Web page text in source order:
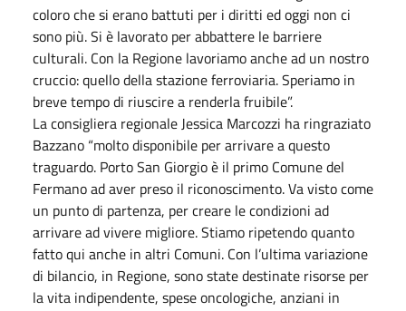
coloro che si erano battuti per i diritti ed oggi non ci
sono più. Si è lavorato per abbattere le barriere
culturali. Con la Regione lavoriamo anche ad un nostro
cruccio: quello della stazione ferroviaria. Speriamo in
breve tempo di riuscire a renderla fruibile”.
La consigliera regionale Jessica Marcozzi ha ringraziato
Bazzano “molto disponibile per arrivare a questo
traguardo. Porto San Giorgio è il primo Comune del
Fermano ad aver preso il riconoscimento. Va visto come
un punto di partenza, per creare le condizioni ad
arrivare ad vivere migliore. Stiamo ripetendo quanto
fatto qui anche in altri Comuni. Con l’ultima variazione
di bilancio, in Regione, sono state destinate risorse per
la vita indipendente, spese oncologiche, anziani in